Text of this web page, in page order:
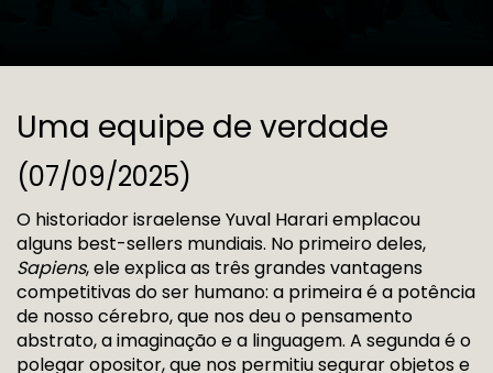
Uma equipe de verdade
(07/09/2025)
O historiador israelense Yuval Harari emplacou
alguns best-sellers mundiais. No primeiro deles,
Sapiens, ele explica as três grandes vantagens
competitivas do ser humano: a primeira é a potência
de nosso cérebro, que nos deu o pensamento
abstrato, a imaginação e a linguagem. A segunda é o
polegar opositor, que nos permitiu segurar objetos e